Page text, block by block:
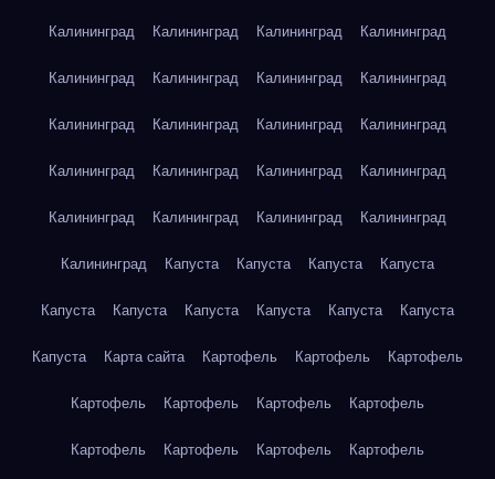
Калининград Калининград Калининград Калининград
Калининград Калининград Калининград Калининград
Калининград Калининград Калининград Калининград
Калининград Калининград Калининград Калининград
Калининград Калининград Калининград Калининград
Калининград Капуста Капуста Капуста Капуста
Капуста Капуста Капуста Капуста Капуста Капуста
Капуста Карта сайта Картофель Картофель Картофель
Картофель Картофель Картофель Картофель
Картофель Картофель Картофель Картофель